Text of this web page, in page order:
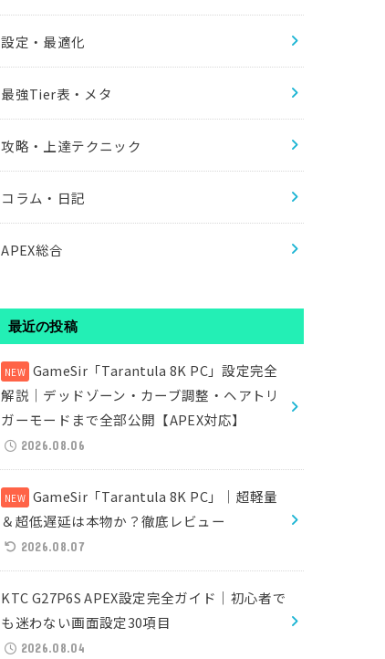
設定・最適化
最強Tier表・メタ
攻略・上達テクニック
コラム・日記
APEX総合
最近の投稿
GameSir「Tarantula 8K PC」設定完全
解説｜デッドゾーン・カーブ調整・ヘアトリ
ガーモードまで全部公開【APEX対応】
2026.08.06
GameSir「Tarantula 8K PC」｜超軽量
＆超低遅延は本物か？徹底レビュー
2026.08.07
KTC G27P6S APEX設定完全ガイド｜初心者で
も迷わない画面設定30項目
2026.08.04